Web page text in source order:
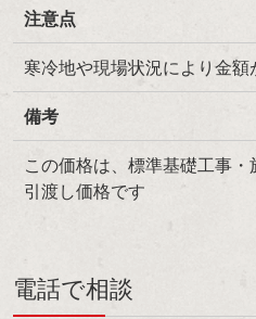
注意点
寒冷地や現場状況により金額
備考
この価格は、標準基礎工事
引渡し価格です
電話で相談